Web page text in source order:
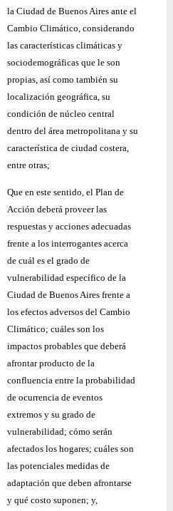
la Ciudad de Buenos Aires ante el
Cambio Climático, considerando
las características climáticas y
sociodemográficas que le son
propias, así como también su
localización geográfica, su
condición de núcleo central
dentro del área metropolitana y su
característica de ciudad costera,
entre otras;
Que en este sentido, el Plan de
Acción deberá proveer las
respuestas y acciones adecuadas
frente a los interrogantes acerca
de cuál es el grado de
vulnerabilidad específico de la
Ciudad de Buenos Aires frente a
los efectos adversos del Cambio
Climático; cuáles son los
impactos probables que deberá
afrontar producto de la
confluencia entre la probabilidad
de ocurrencia de eventos
extremos y su grado de
vulnerabilidad; cómo serán
afectados los hogares; cuáles son
las potenciales medidas de
adaptación que deben afrontarse
y qué costo suponen; y,